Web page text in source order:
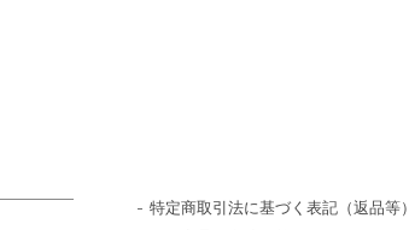
特定商取引法に基づく表記（返品等）